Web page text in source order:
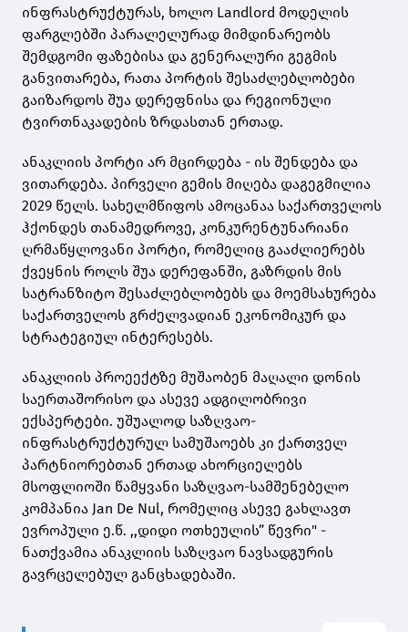
ინფრასტრუქტურას, ხოლო Landlord მოდელის
ფარგლებში პარალელურად მიმდინარეობს
შემდგომი ფაზებისა და გენერალური გეგმის
განვითარება, რათა პორტის შესაძლებლობები
გაიზარდოს შუა დერეფნისა და რეგიონული
ტვირთნაკადების ზრდასთან ერთად.
ანაკლიის პორტი არ მცირდება - ის შენდება და
ვითარდება. პირველი გემის მიღება დაგეგმილია
2029 წელს. სახელმწიფოს ამოცანაა საქართველოს
ჰქონდეს თანამედროვე, კონკურენტუნარიანი
ღრმაწყლოვანი პორტი, რომელიც გააძლიერებს
ქვეყნის როლს შუა დერეფანში, გაზრდის მის
სატრანზიტო შესაძლებლობებს და მოემსახურება
საქართველოს გრძელვადიან ეკონომიკურ და
სტრატეგიულ ინტერესებს.
ანაკლიის პროეექტზე მუშაობენ მაღალი დონის
საერთაშორისო და ასევე ადგილობრივი
ექსპერტები. უშუალოდ საზღვაო-
ინფრასტრუქტურულ სამუშაოებს კი ქართველ
პარტნიორებთან ერთად ახორციელებს
მსოფლიოში წამყვანი საზღვაო-სამშენებელო
კომპანია Jan De Nul, რომელიც ასევე გახლავთ
ევროპული ე.წ. ,,დიდი ოთხეულის” წევრი" -
ნათქვამია ანაკლიის საზღვაო ნავსადგურის
გავრცელებულ განცხადებაში.